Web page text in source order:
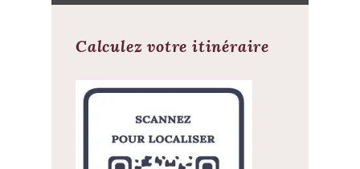
Calculez votre itinéraire